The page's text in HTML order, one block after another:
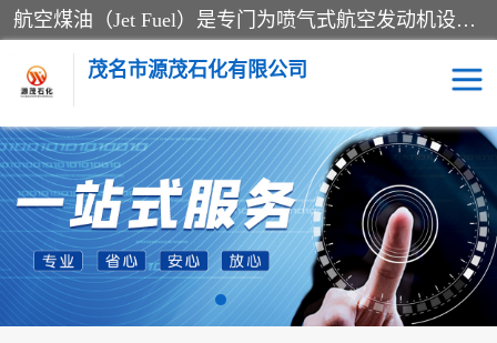
航空煤油（Jet Fuel）是专门为喷气式航空发动机设计的高纯度燃料，主要分为Jet A、Jet A-1和Jet B等类型。其特点是闪点高、低温流动性好，并添加了抗静电剂和抗氧化剂以确保飞行安全。航空煤油需
茂名市源茂石化有限公司
RP3航空煤油 D20+D30溶剂油
D40+D60溶剂油 D80+D100溶剂油
6号+120号溶剂油 260号溶剂油